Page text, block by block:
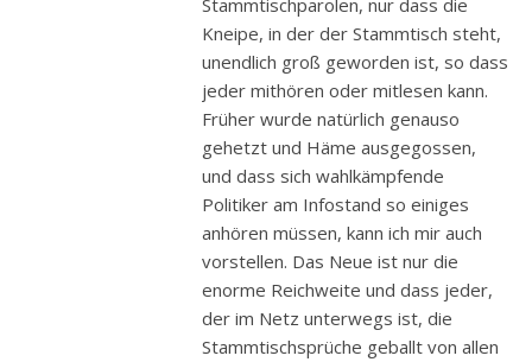
Stammtischparolen, nur dass die
Kneipe, in der der Stammtisch steht,
unendlich groß geworden ist, so dass
jeder mithören oder mitlesen kann.
Früher wurde natürlich genauso
gehetzt und Häme ausgegossen,
und dass sich wahlkämpfende
Politiker am Infostand so einiges
anhören müssen, kann ich mir auch
vorstellen. Das Neue ist nur die
enorme Reichweite und dass jeder,
der im Netz unterwegs ist, die
Stammtischsprüche geballt von allen